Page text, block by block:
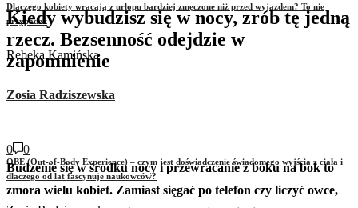
Dlaczego kobiety wracają z urlopu bardziej zmęczone niż przed wyjazdem? To nie
przypadek
Rebeka Kamińska
OBE (Out-of-Body Experience) – czym jest doświadczenie świadomego wyjścia z ciała i
dlaczego od lat fascynuje naukowców?
Kiedy wybudzisz się w nocy, zrób tę jedną
rzecz. Bezsenność odejdzie w
zapomnienie
Zosia Radziszewska
0
0
Budzenie się w środku nocy i przewracanie z boku na bok to
zmora wielu kobiet. Zamiast sięgać po telefon czy liczyć owce,